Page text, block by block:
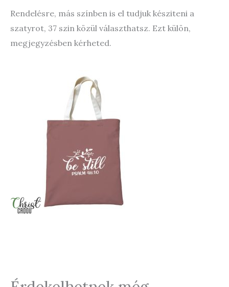
Rendelésre, más színben is el tudjuk késziteni a
szatyrot, 37 szin közül választhatsz. Ezt külön,
megjegyzésben kérheted.